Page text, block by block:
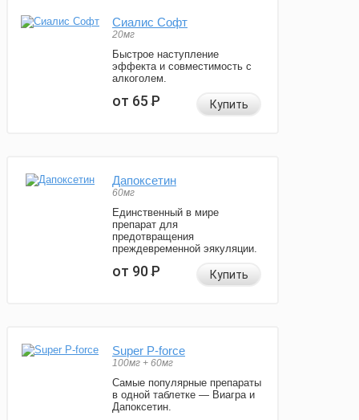
Сиалис Софт
20мг
Быстрое наступление
эффекта и совместимость с
алкоголем.
от 65Р Купить
Дапоксетин
60мг
Единственный в мире
препарат для
предотвращения
преждевременной эякуляции.
от 90Р Купить
Super P-force
100мг + 60мг
Самые популярные препараты
в одной таблетке — Виагра и
Дапоксетин.